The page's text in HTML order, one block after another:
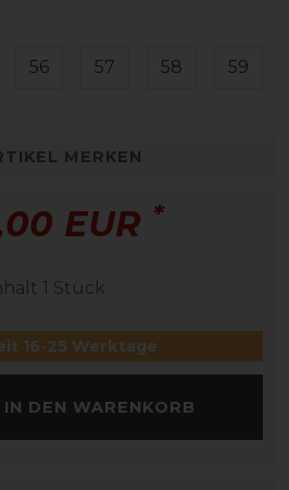
56 57 58 59
MERKEN
EUR *
1 Stück
16-25 Werktage
IN DEN WARENKORB